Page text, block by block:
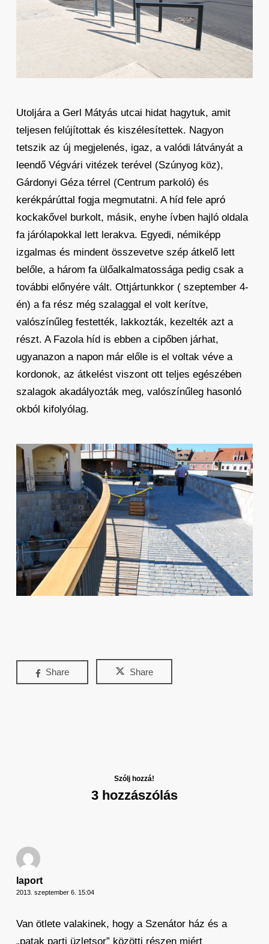
Utoljára a Gerl Mátyás utcai hidat hagytuk, amit
teljesen felújítottak és kiszélesítettek. Nagyon
tetszik az új megjelenés, igaz, a valódi látványát a
leendő Végvári vitézek terével (Szúnyog köz),
Gárdonyi Géza térrel (Centrum parkoló) és
kerékpárúttal fogja megmutatni. A híd fele apró
kockakővel burkolt, másik, enyhe ívben hajló oldala
fa járólapokkal lett lerakva. Egyedi, némiképp
izgalmas és mindent összevetve szép átkelő lett
belőle, a három fa ülőalkalmatossága pedig csak a
további előnyére vált. Ottjártunkkor ( szeptember 4-
én) a fa rész még szalaggal el volt kerítve,
valószínűleg festették, lakkozták, kezelték azt a
részt. A Fazola híd is ebben a cipőben járhat,
ugyanazon a napon már előle is el voltak véve a
kordonok, az átkelést viszont ott teljes egészében
szalagok akadályozták meg, valószínűleg hasonló
okból kifolyólag.
Share Share
Szólj hozzá!
3 hozzászólás
laport
2013. szeptember 6. 15:04
Van ötlete valakinek, hogy a Szenátor ház és a
„patak parti üzletsor” közötti részen miért